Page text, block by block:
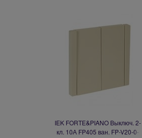
IEK FORTE&PIANO Выключ. 2-
кл. 10А FP405 ван. FP-V20-0-